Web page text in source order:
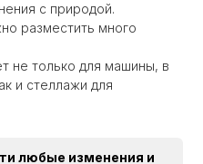
с природой.
разместить много
не только для машины, в
и стеллажи для
любые изменения и